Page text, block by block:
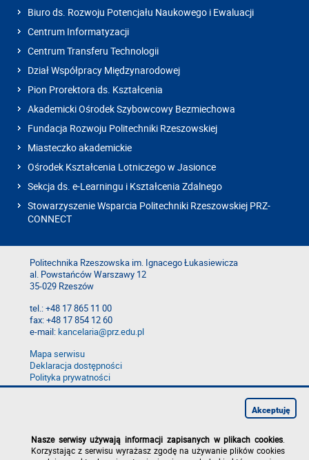
Biuro ds. Rozwoju Potencjału Naukowego i Ewaluacji
Centrum Informatyzacji
Centrum Transferu Technologii
Dział Współpracy Międzynarodowej
Pion Prorektora ds. Kształcenia
Akademicki Ośrodek Szybowcowy Bezmiechowa
Fundacja Rozwoju Politechniki Rzeszowskiej
Miasteczko akademickie
Ośrodek Kształcenia Lotniczego w Jasionce
Sekcja ds. e-Learningu i Kształcenia Zdalnego
Stowarzyszenie Wsparcia Politechniki Rzeszowskiej PRZ-
CONNECT
Politechnika Rzeszowska im. Ignacego Łukasiewicza
al. Powstańców Warszawy 12
35-029 Rzeszów
tel.: +48 17 865 11 00
fax: +48 17 854 12 60
e-mail:kancelaria@prz.edu.pl
Mapa serwisu
Deklaracja dostępności
Polityka prywatności
Zgłoś błąd na stronie
Nasze serwisy używają informacji zapisanych w plikach cookies
Korzystając z serwisu wyrażasz zgodę na używanie plików cookies
Akceptuję